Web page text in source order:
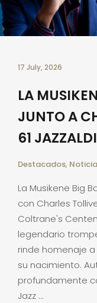
17 July, 2026
LA
JUNTO A
61
Destacados,
La Musikene Big
con Charles
Coltrane's
legendario
rinde homenaje
su nacimiento.
profundamente
Jazz